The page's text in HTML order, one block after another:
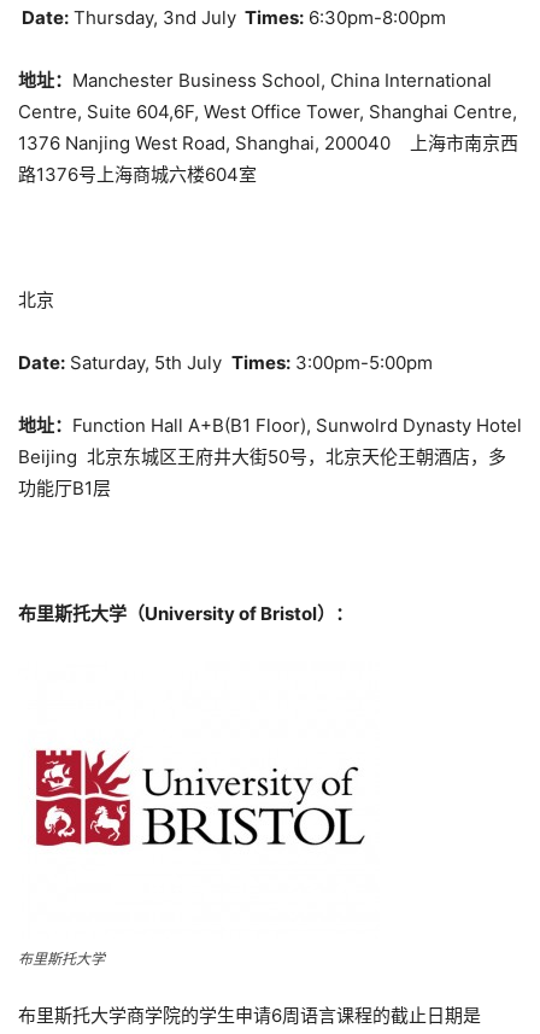
Date: Thursday, 3nd July Times: 6:30pm-8:00pm
地址： Manchester Business School, China International
Centre, Suite 604,6F, West Office Tower, Shanghai Centre,
1376 Nanjing West Road, Shanghai, 200040 上海市南京西
路1376号上海商城六楼604室
北京
Date: Saturday, 5th July Times: 3:00pm-5:00pm
地址： Function Hall A+B(B1 Floor), Sunwolrd Dynasty Hotel
Beijing 北京东城区王府井大街50号，北京天伦王朝酒店，多
功能厅B1层
布里斯托大学（University of Bristol）：
布里斯托大学
布里斯托大学商学院的学生申请6周语言课程的截止日期是